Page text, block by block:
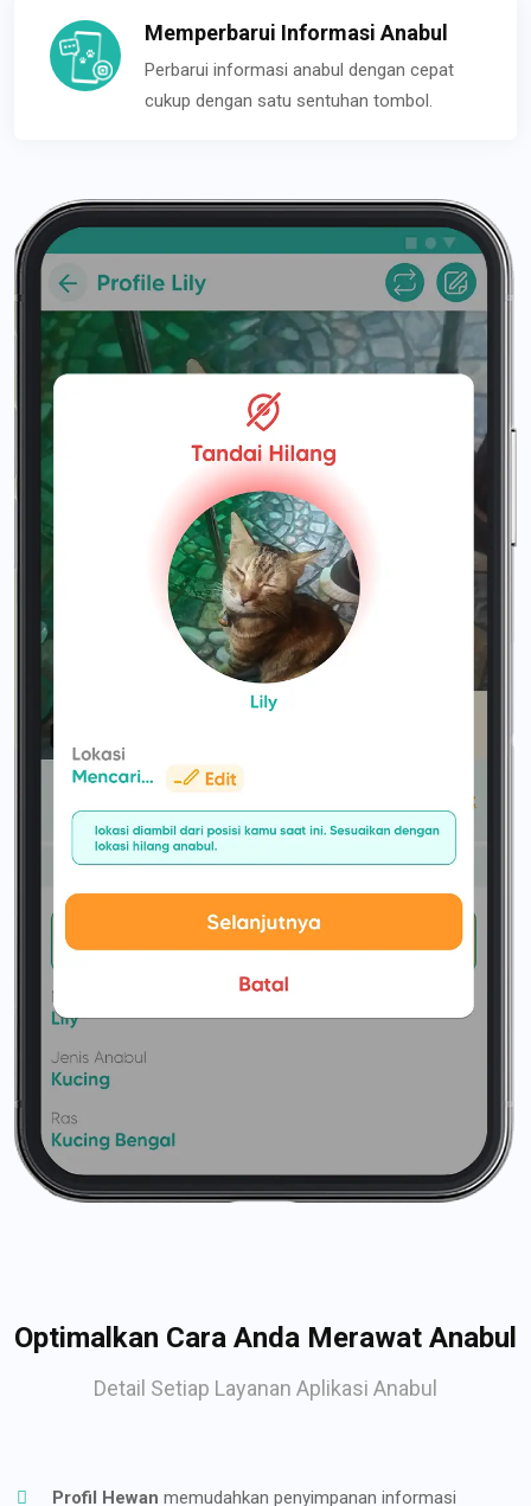
Memperbarui Informasi Anabul
Perbarui informasi anabul dengan cepat
cukup dengan satu sentuhan tombol.
Optimalkan Cara Anda Merawat Anabul
Detail Setiap Layanan Aplikasi Anabul
Profil Hewan memudahkan penyimpanan informasi